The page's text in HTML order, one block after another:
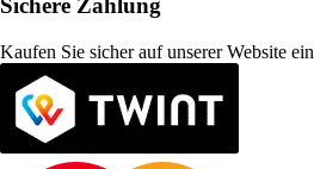
Sichere Zahlung
Kaufen Sie sicher auf unserer Website ein